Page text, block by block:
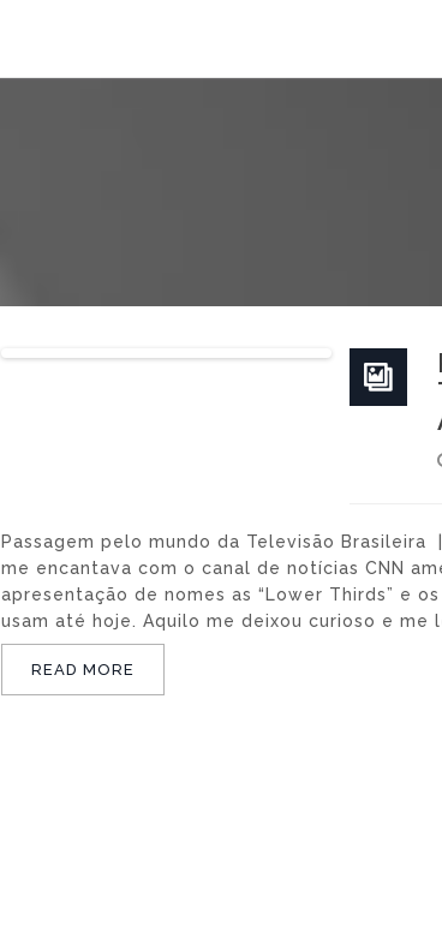
Passagem pelo mundo da Televisão Brasileira
me encantava com o canal de notícias CNN
apresentação de nomes as “Lower Thirds” e
usam até hoje. Aquilo me deixou curioso e me
READ MORE